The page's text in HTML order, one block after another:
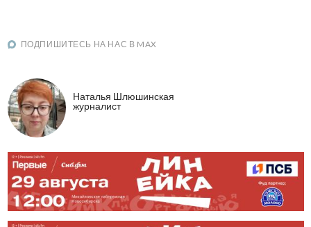
ПОДПИШИТЕСЬ НА НАС В MAX
Наталья Шлюшинская
журналист